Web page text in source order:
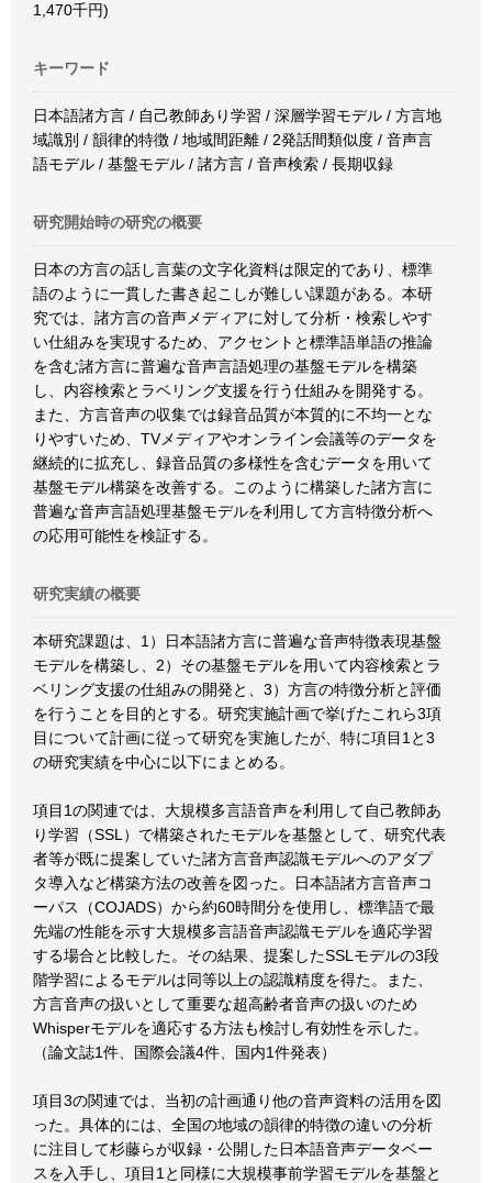
1,470千円)
キーワード
日本語諸方言 / 自己教師あり学習 / 深層学習モデル / 方言地
域識別 / 韻律的特徴 / 地域間距離 / 2発話間類似度 / 音声言
語モデル / 基盤モデル / 諸方言 / 音声検索 / 長期収録
研究開始時の研究の概要
日本の方言の話し言葉の文字化資料は限定的であり、標準
語のように一貫した書き起こしが難しい課題がある。本研
究では、諸方言の音声メディアに対して分析・検索しやす
い仕組みを実現するため、アクセントと標準語単語の推論
を含む諸方言に普遍な音声言語処理の基盤モデルを構築
し、内容検索とラベリング支援を行う仕組みを開発する。
また、方言音声の収集では録音品質が本質的に不均一とな
りやすいため、TVメディアやオンライン会議等のデータを
継続的に拡充し、録音品質の多様性を含むデータを用いて
基盤モデル構築を改善する。このように構築した諸方言に
普遍な音声言語処理基盤モデルを利用して方言特徴分析へ
の応用可能性を検証する。
研究実績の概要
本研究課題は、1）日本語諸方言に普遍な音声特徴表現基盤
モデルを構築し、2）その基盤モデルを用いて内容検索とラ
ベリング支援の仕組みの開発と、3）方言の特徴分析と評価
を行うことを目的とする。研究実施計画で挙げたこれら3項
目について計画に従って研究を実施したが、特に項目1と3
の研究実績を中心に以下にまとめる。
項目1の関連では、大規模多言語音声を利用して自己教師あ
り学習（SSL）で構築されたモデルを基盤として、研究代表
者等が既に提案していた諸方言音声認識モデルへのアダプ
タ導入など構築方法の改善を図った。日本語諸方言音声コ
ーパス（COJADS）から約60時間分を使用し、標準語で最
先端の性能を示す大規模多言語音声認識モデルを適応学習
する場合と比較した。その結果、提案したSSLモデルの3段
階学習によるモデルは同等以上の認識精度を得た。また、
方言音声の扱いとして重要な超高齢者音声の扱いのため
Whisperモデルを適応する方法も検討し有効性を示した。
（論文誌1件、国際会議4件、国内1件発表）
項目3の関連では、当初の計画通り他の音声資料の活用を図
った。具体的には、全国の地域の韻律的特徴の違いの分析
に注目して杉藤らが収録・公開した日本語音声データベー
スを入手し、項目1と同様に大規模事前学習モデルを基盤と